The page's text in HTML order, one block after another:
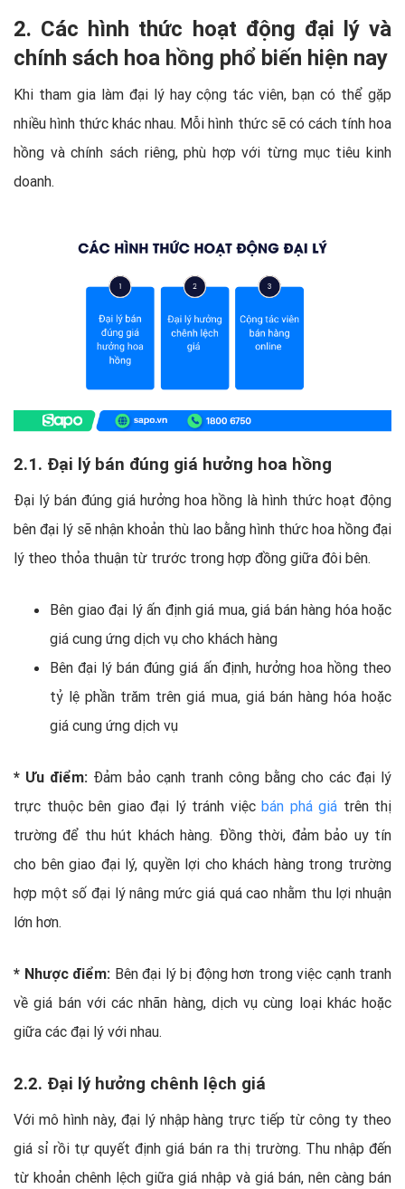
2. Các hình thức hoạt động đại lý và
chính sách hoa hồng phổ biến hiện nay
Khi tham gia làm đại lý hay cộng tác viên, bạn có thể gặp
nhiều hình thức khác nhau. Mỗi hình thức sẽ có cách tính hoa
hồng và chính sách riêng, phù hợp với từng mục tiêu kinh
doanh.
2.1. Đại lý bán đúng giá hưởng hoa hồng
Đại lý bán đúng giá hưởng hoa hồng là hình thức hoạt động
bên đại lý sẽ nhận khoản thù lao bằng hình thức hoa hồng đại
lý theo thỏa thuận từ trước trong hợp đồng giữa đôi bên.
Bên giao đại lý ấn định giá mua, giá bán hàng hóa hoặc
giá cung ứng dịch vụ cho khách hàng
Bên đại lý bán đúng giá ấn định, hưởng hoa hồng theo
tỷ lệ phần trăm trên giá mua, giá bán hàng hóa hoặc
giá cung ứng dịch vụ
* Ưu điểm: Đảm bảo cạnh tranh công bằng cho các đại lý
trực thuộc bên giao đại lý tránh việc bán phá giá trên thị
trường để thu hút khách hàng. Đồng thời, đảm bảo uy tín
cho bên giao đại lý, quyền lợi cho khách hàng trong trường
hợp một số đại lý nâng mức giá quá cao nhằm thu lợi nhuận
lớn hơn.
* Nhược điểm: Bên đại lý bị động hơn trong việc cạnh tranh
về giá bán với các nhãn hàng, dịch vụ cùng loại khác hoặc
giữa các đại lý với nhau.
2.2. Đại lý hưởng chênh lệch giá
Với mô hình này, đại lý nhập hàng trực tiếp từ công ty theo
giá sỉ rồi tự quyết định giá bán ra thị trường. Thu nhập đến
từ khoản chênh lệch giữa giá nhập và giá bán, nên càng bán